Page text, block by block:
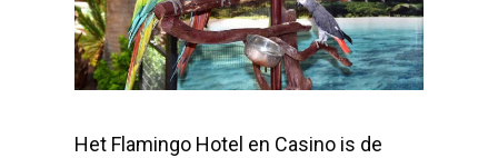
Het Flamingo Hotel en Casino is de